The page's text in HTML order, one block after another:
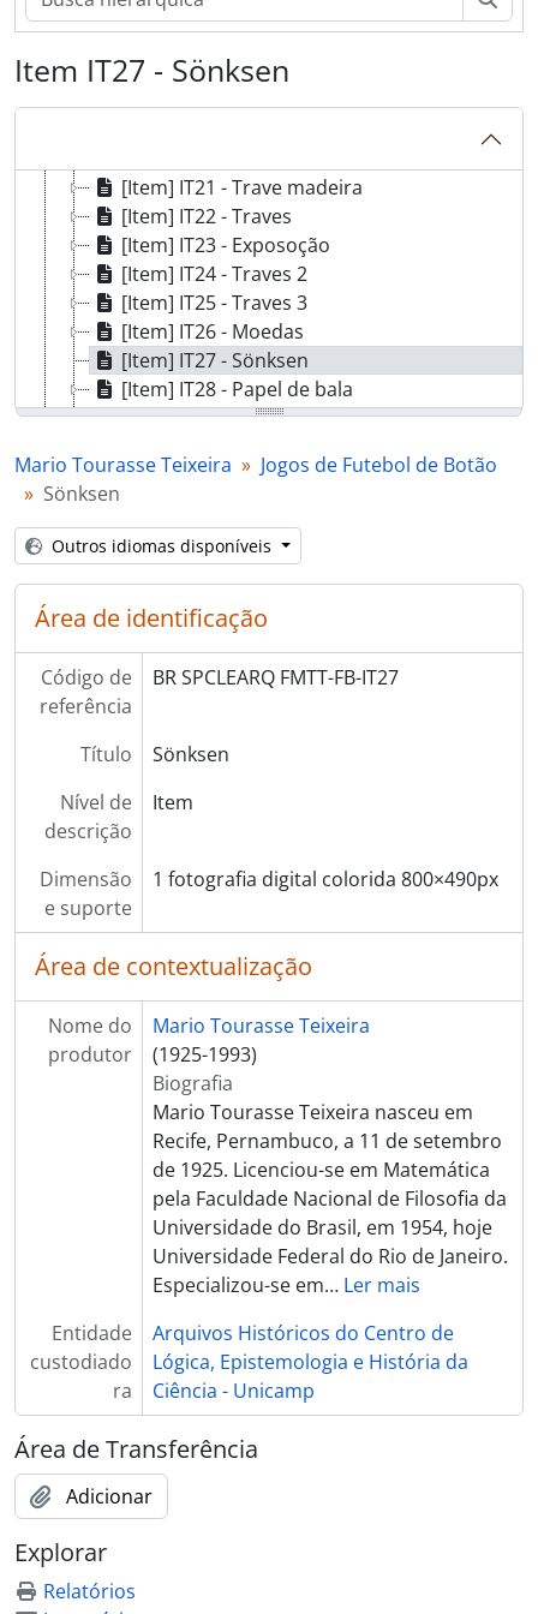
Item IT27 - Sönksen
[Item] IT15 - Bandeiras
[Item] IT17 - Caixa com escudos
[Item] IT18 - Itens diversos 2
[Item] IT21 - Trave madeira
[Item] IT22 - Traves
[Item] IT23 - Exposoção
[Item] IT24 - Traves 2
[Item] IT25 - Traves 3
[Item] IT26 - Moedas
[Item] IT27 - Sönksen
[Item] IT28 - Papel de bala
[Item] IT29 - Tabuleiro
[Item] IT31 - Itens diversos 4
Inventário - Inventário do Fundo Mário Tourasse Teixeira
Mario Tourasse Teixeira
Jogos de Futebol de Botão
Sönksen
Outros idiomas disponíveis
Área de identificação
Código de
referência
BR SPCLEARQ FMTT-FB-IT27
Título
Sönksen
Nível de
descrição
Item
Dimensão
e suporte
1 fotografia digital colorida 800×490px
Área de contextualização
Nome do
produtor
Mario Tourasse Teixeira
(1925-1993)
Biografia
Mario Tourasse Teixeira nasceu em
Recife, Pernambuco, a 11 de setembro
de 1925. Licenciou-se em Matemática
pela Faculdade Nacional de Filosofia da
Universidade do Brasil, em 1954, hoje
Universidade Federal do Rio de Janeiro.
Especializou-se em… Ler mais
Entidade
custodiado
ra
Arquivos Históricos do Centro de
Lógica, Epistemologia e História da
Ciência - Unicamp
Área de Transferência
Adicionar
Explorar
Relatórios